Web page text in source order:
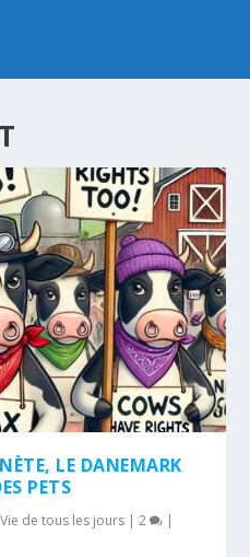
LE DANEMARK
PETS
Vie de tous les jours |2 |